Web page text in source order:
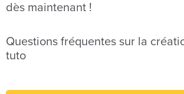
dès maintenant !
Questions fréquentes sur la
tuto